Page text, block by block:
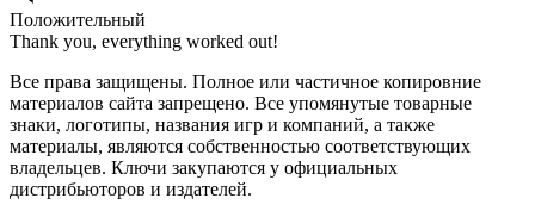
Положительный
Thank you, everything worked out!
Все права защищены. Полное или частичное копировние
материалов сайта запрещено. Все упомянутые товарные
знаки, логотипы, названия игр и компаний, а также
материалы, являются собственностью соответствующих
владельцев. Ключи закупаются у официальных
дистрибьюторов и издателей.